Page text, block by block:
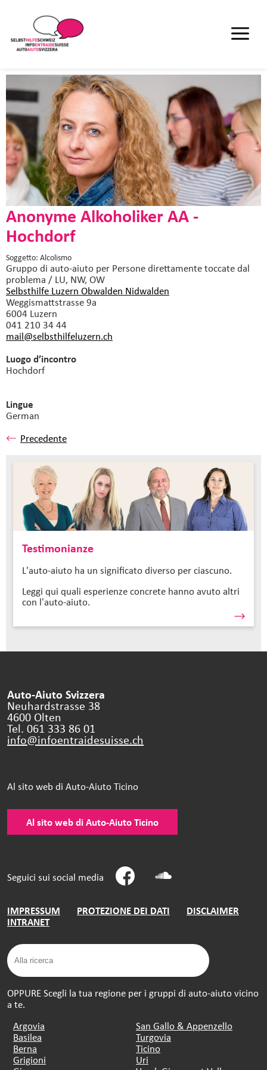
Anonyme Alkoholiker AA -
Hochdorf
Soggetto: Alcolismo
Gruppo di auto-aiuto per Persone direttamente toccate dal
problema / LU, NW, OW
Selbsthilfe Luzern Obwalden Nidwalden
Weggismattstrasse 9a
6004 Luzern
041 210 34 44
mail@selbsthilfeluzern.ch
Luogo d’incontro
Hochdorf
Lingue
German
Precedente
Testimonianze
L'auto-aiuto ha un significato diverso per ciascuno.
Leggi qui quali esperienze concrete hanno avuto altri
con l'auto-aiuto.
Auto-Aiuto Svizzera
Neuhardstrasse 38
4600 Olten
Tel. 061 333 86 01
info@infoentraidesuisse.ch
Al sito web di Auto-Aiuto Ticino
Al sito web di Auto-Aiuto Ticino
Seguici sui social media
IMPRESSUM PROTEZIONE DEI DATI
DISCLAIMER
INTRANET
OPPURE Scegli la tua regione per i gruppi di auto-aiuto vicino
a te.
Argovia
Basilea
Berna
Grigioni
San Gallo & Appenzello
Turgovia
Ticino
Uri